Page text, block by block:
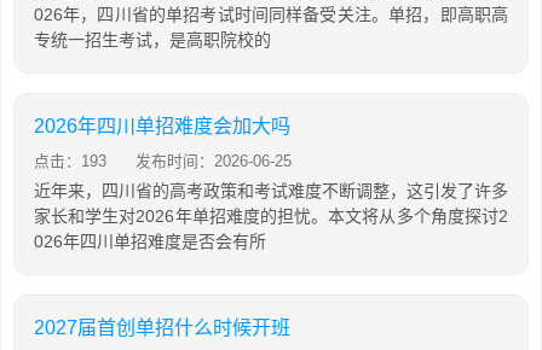
026年，四川省的单招考试时间同样备受关注。单招，即高职高
专统一招生考试，是高职院校的
2026年四川单招难度会加大吗
点击：193 发布时间：2026-06-25
近年来，四川省的高考政策和考试难度不断调整，这引发了许多
家长和学生对2026年单招难度的担忧。本文将从多个角度探讨2
026年四川单招难度是否会有所
2027届首创单招什么时候开班